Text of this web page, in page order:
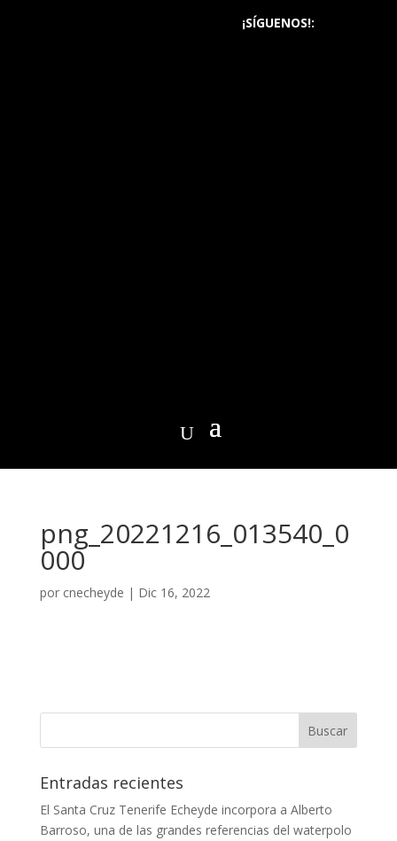
¡SÍGUENOS!:
png_20221216_013540_0
000
por cnecheyde | Dic 16, 2022
Entradas recientes
El Santa Cruz Tenerife Echeyde incorpora a Alberto
Barroso, una de las grandes referencias del waterpolo